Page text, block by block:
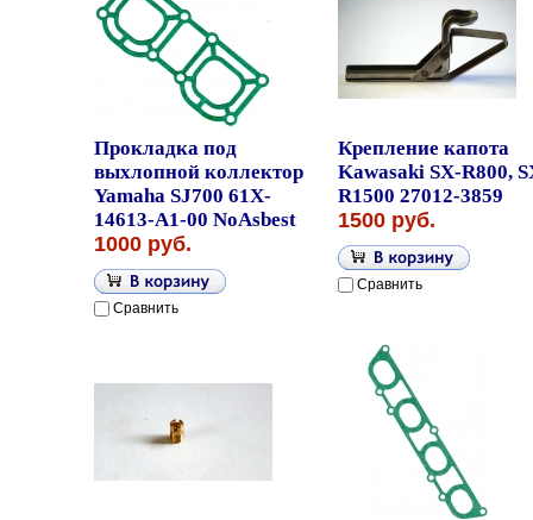
Прокладка под
выхлопной коллектор
Yamaha SJ700 61X-
14613-A1-00 NoAsbest
1000 руб.
Сравнить
Крепление капота
Kawasaki SX-R800,
R1500 27012-3859
1500 руб.
Сравнить